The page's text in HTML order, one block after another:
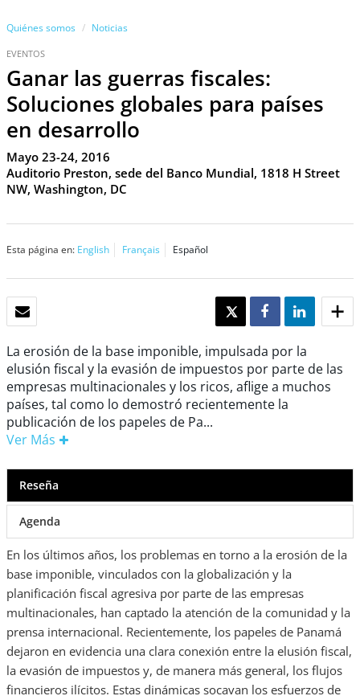
Quiénes somos Noticias
EVENTOS
Ganar las guerras fiscales:
Soluciones globales para países
en desarrollo
Mayo 23-24, 2016
Auditorio Preston, sede del Banco Mundial, 1818 H Street
NW, Washington, DC
Esta página en: English Français Español
TWEET SHARE SHARE
La erosión de la base imponible, impulsada por la
elusión fiscal y la evasión de impuestos por parte de las
empresas multinacionales y los ricos, aflige a muchos
países, tal como lo demostró recientemente la
publicación de los papeles de Pa...
Ver Más
Reseña
Agenda
En los últimos años, los problemas en torno a la erosión de la
base imponible, vinculados con la globalización y la
planificación fiscal agresiva por parte de las empresas
multinacionales, han captado la atención de la comunidad y la
prensa internacional. Recientemente, los papeles de Panamá
dejaron en evidencia una clara conexión entre la elusión fiscal,
la evasión de impuestos y, de manera más general, los flujos
financieros ilícitos. Estas dinámicas socavan los esfuerzos de